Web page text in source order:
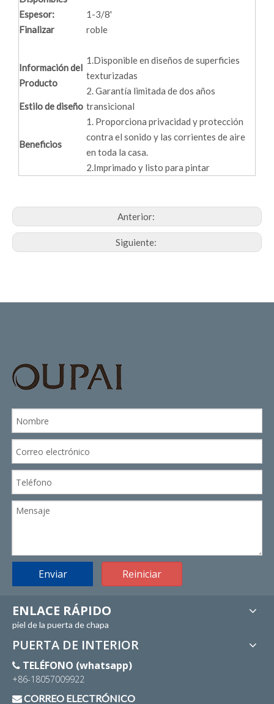
Espesor:
1-3/8'
Finalizar
roble
Información del
Producto
1.Disponible en diseños de superficies
texturizadas
2. Garantía limitada de dos años
Estilo de diseño transicional
Beneficios
1. Proporciona privacidad y protección
contra el sonido y las corrientes de aire
en toda la casa.
2.Imprimado y listo para pintar
Anterior:
Siguiente:
Enviar Reiniciar
ENLACE RÁPIDO
piel de la puerta de chapa
PUERTA DE INTERIOR
 TELÉFONO (whatsapp)
+86-18057009922
CORREO ELECTRÓNICO